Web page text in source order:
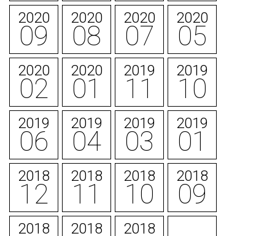
2020
09
2020
08
2020
07
2020
05
2020
02
2020
01
2019
11
2019
10
2019
06
2019
04
2019
03
2019
01
2018
12
2018
11
2018
10
2018
09
2018 2018 2018